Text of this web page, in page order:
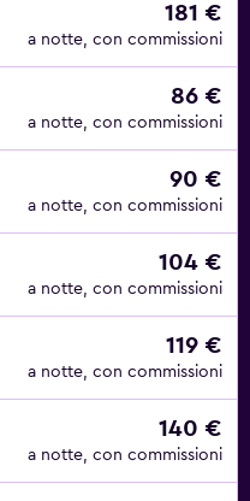
181 €
a notte, con commissioni
86 €
a notte, con commissioni
90 €
a notte, con commissioni
104 €
a notte, con commissioni
119 €
a notte, con commissioni
140 €
a notte, con commissioni